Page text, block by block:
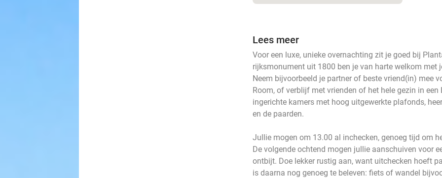
Lees meer
Voor een luxe, unieke overnachting zit je goed bij
rijksmonument uit 1800 ben je van harte welkom met
Neem bijvoorbeeld je partner of beste vriend(in) mee
Room, of verblijf met vrienden of het hele gezin in
ingerichte kamers met hoog uitgewerkte plafonds,
en de paarden.
Jullie mogen om 13.00 al inchecken, genoeg tijd om
De volgende ochtend mogen jullie aanschuiven voor
ontbijt. Doe lekker rustig aan, want uitchecken hoeft
is daarna nog genoeg te beleven: fiets of wandel